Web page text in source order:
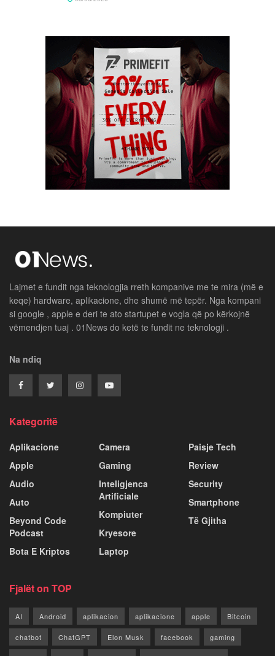
Lajmet e fundit nga teknologjia rreth kompanive me te mira (më e
keqe) hardware, aplikacione, dhe shumë më tepër. Nga kompani
si google , apple e deri te ato startupet e vogla që po kërkojnë
vëmendjen tuaj . 01News do ketë te fundit ne teknologji .
Na ndiq
Kategoritë
Aplikacione
Apple
Audio
Auto
Beyond Code
Podcast
Bota E Kriptos
Camera
Gaming
Inteligjenca
Artificiale
Kompiuter
Kryesore
Laptop
Paisje Tech
Review
Security
Smartphone
Të Gjitha
Fjalët on TOP
AI Android aplikacion aplikacione apple Bitcoin
chatbot ChatGPT Elon Musk facebook gaming